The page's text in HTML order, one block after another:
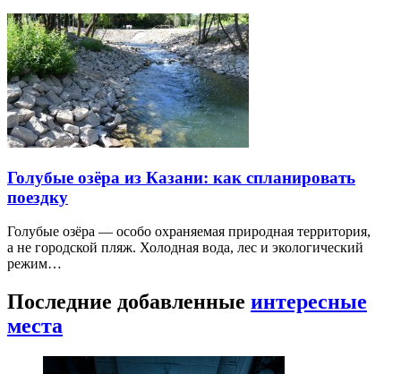
Голубые озёра из Казани: как спланировать
поездку
Голубые озёра — особо охраняемая природная территория,
а не городской пляж. Холодная вода, лес и экологический
режим…
Последние добавленные интересные
места